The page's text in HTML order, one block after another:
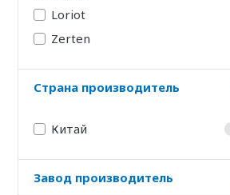
Loriot
Zerten
Страна производитель
Китай
Завод производитель